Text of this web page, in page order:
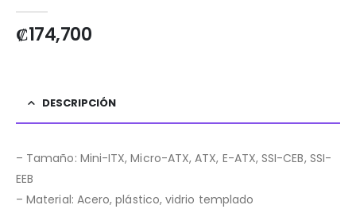
₡174,700
DESCRIPCIÓN
– Tamaño: Mini-ITX, Micro-ATX, ATX, E-ATX, SSI-CEB, SSI-
EEB
– Material: Acero, plástico, vidrio templado